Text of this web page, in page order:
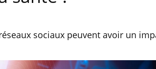
sociaux peuvent avoir un